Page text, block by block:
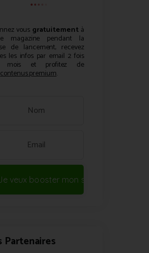
vous gratuitementà
magazine pendant la
de lancement, recevez
les infos par email 2 fois
mois et profitez de
contenus premium.
veux booster mon site !
Partenaires